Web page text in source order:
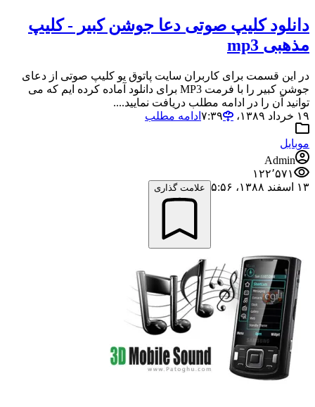
دانلود کلیپ صوتی دعا جوشن کبیر - کلیپ
مذهبی mp3
در این قسمت برای کاربران سایت پاتوق یو کلیپ صوتی از دعای
جوشن کبیر را با فرمت MP3 برای دانلود آماده کرده ایم که می
توانید آن را در ادامه مطلب دریافت نمایید....
۱۹ خرداد ۱۳۸۹،‏ ۷:۳۹
ادامه مطلب
موبایل
Admin
۱۲۲٬۵۷۱
۱۳ اسفند ۱۳۸۸،‏ ۵:۵۶
علامت گذاری